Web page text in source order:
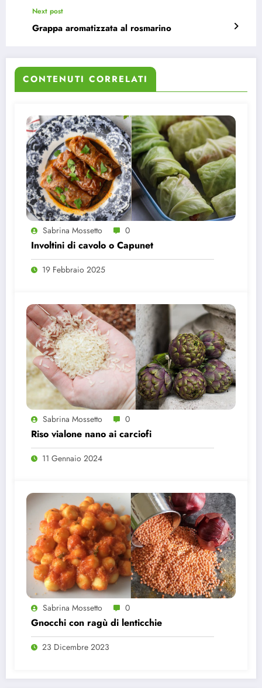
Next post
Grappa aromatizzata al rosmarino
CONTENUTI CORRELATI
Sabrina Mossetto 0
Involtini di cavolo o Capunet
19 Febbraio 2025
Sabrina Mossetto 0
Riso vialone nano ai carciofi
11 Gennaio 2024
Sabrina Mossetto 0
Gnocchi con ragù di lenticchie
23 Dicembre 2023